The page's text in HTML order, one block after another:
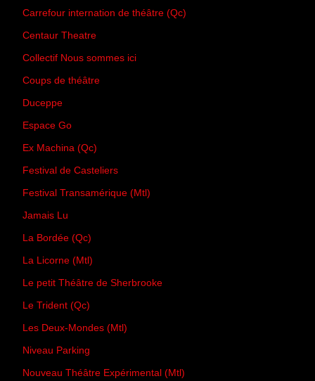
Carrefour internation de théâtre (Qc)
Centaur Theatre
Collectif Nous sommes ici
Coups de théâtre
Duceppe
Espace Go
Ex Machina (Qc)
Festival de Casteliers
Festival Transamérique (Mtl)
Jamais Lu
La Bordée (Qc)
La Licorne (Mtl)
Le petit Théâtre de Sherbrooke
Le Trident (Qc)
Les Deux-Mondes (Mtl)
Niveau Parking
Nouveau Théâtre Expérimental (Mtl)